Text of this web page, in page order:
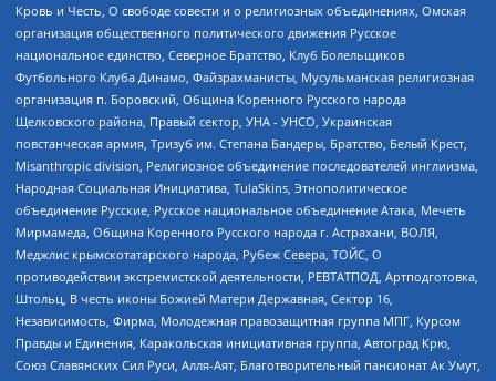
Кровь и Честь, О свободе совести и о религиозных объединениях, Омская
организация общественного политического движения Русское
национальное единство, Северное Братство, Клуб Болельщиков
Футбольного Клуба Динамо, Файзрахманисты, Мусульманская религиозная
организация п. Боровский, Община Коренного Русского народа
Щелковского района, Правый сектор, УНА - УНСО, Украинская
повстанческая армия, Тризуб им. Степана Бандеры, Братство, Белый Крест,
Misanthropic division, Религиозное объединение последователей инглиизма,
Народная Социальная Инициатива, TulaSkins, Этнополитическое
объединение Русские, Русское национальное объединение Атака, Мечеть
Мирмамеда, Община Коренного Русского народа г. Астрахани, ВОЛЯ,
Меджлис крымскотатарского народа, Рубеж Севера, ТОЙС, О
противодействии экстремистской деятельности, РЕВТАТПОД, Артподготовка,
Штольц, В честь иконы Божией Матери Державная, Сектор 16,
Независимость, Фирма, Молодежная правозащитная группа МПГ, Курсом
Правды и Единения, Каракольская инициативная группа, Автоград Крю,
Союз Славянских Сил Руси, Алля-Аят, Благотворительный пансионат Ак Умут,